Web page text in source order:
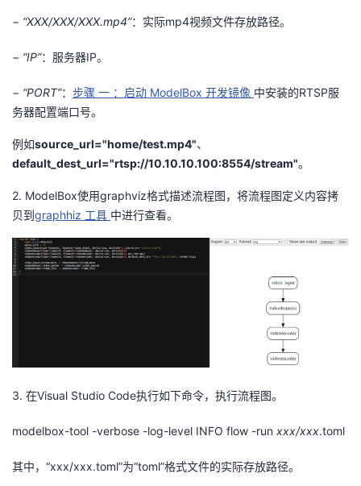
− “XXX/XXX/XXX.mp4”：实际mp4视频文件存放路径。
− “IP”：服务器IP。
− “PORT”： 步骤 一 ：启动 ModelBox 开发镜像 中安装的RTSP服
务器配置端口号。
例如source_url="home/test.mp4"、
default_dest_url="rtsp://10.10.10.100:8554/stream"。
2. ModelBox使用graphviz格式描述流程图，将流程图定义内容拷
贝到graphhiz 工具 中进行查看。
3. 在Visual Studio Code执行如下命令，执行流程图。
modelbox-tool -verbose -log-level INFO flow -run xxx/xxx.toml
其中，“xxx/xxx.toml”为“toml”格式文件的实际存放路径。